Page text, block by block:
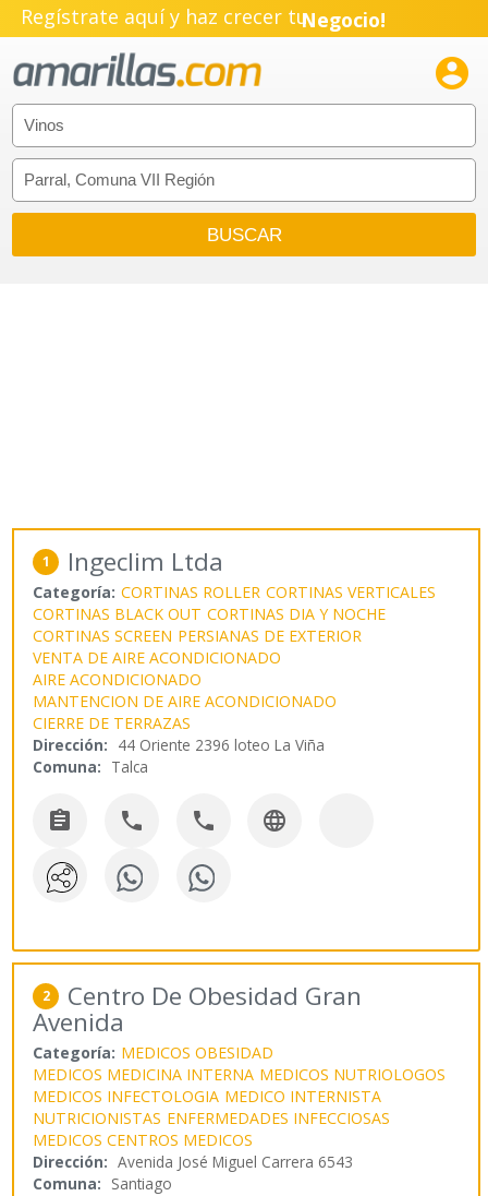
Regístrate aquí y haz crecer tuNegocio!
Emprendimiento!

1 Ingeclim Ltda
Categoría: CORTINAS ROLLER CORTINAS VERTICALES
CORTINAS BLACK OUT CORTINAS DIA Y NOCHE
CORTINAS SCREEN PERSIANAS DE EXTERIOR
VENTA DE AIRE ACONDICIONADO
AIRE ACONDICIONADO
MANTENCION DE AIRE ACONDICIONADO
CIERRE DE TERRAZAS
Dirección: 44 Oriente 2396 loteo La Viña
Comuna: Talca
   
2 Centro De Obesidad Gran
Avenida
Categoría: MEDICOS OBESIDAD
MEDICOS MEDICINA INTERNA MEDICOS NUTRIOLOGOS
MEDICOS INFECTOLOGIA MEDICO INTERNISTA
NUTRICIONISTAS ENFERMEDADES INFECCIOSAS
MEDICOS CENTROS MEDICOS
Dirección: Avenida José Miguel Carrera 6543
Comuna: Santiago